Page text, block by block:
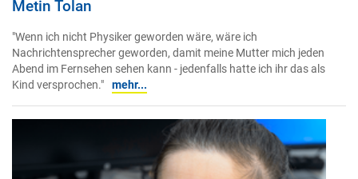
Metin Tolan
"Wenn ich nicht Physiker geworden wäre, wäre ich
Nachrichtensprecher geworden, damit meine Mutter mich jeden
Abend im Fernsehen sehen kann - jedenfalls hatte ich ihr das als
Kind versprochen." mehr...